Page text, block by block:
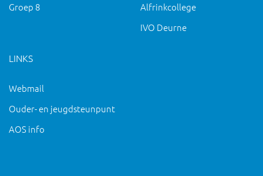
Groep 8
Alfrinkcollege
IVO Deurne
LINKS
Webmail
Ouder- en jeugdsteunpunt
AOS info